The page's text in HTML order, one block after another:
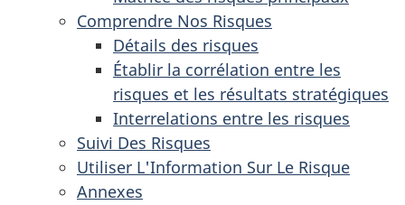
Comprendre Nos Risques
Détails des risques
Établir la corrélation entre les
risques et les résultats stratégiques
Interrelations entre les risques
Suivi Des Risques
Utiliser L'Information Sur Le Risque
Annexes